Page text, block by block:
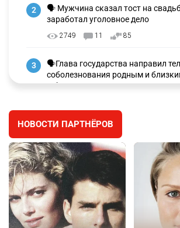
2
🗣 Мужчина сказал тост на
заработал уголовное дело
2749 11 85
3
🗣Глава государства направил
соболезнования родным и
қаһарманы Ивана Гапича
🇫🇷 Клуб ПСЖ объявил об
футбольной академии в Астане
2628 2 39
5
🇺🇸🇯🇵 США и Япония провели
интервенцию для спасения иены
2686 1 16
НОВОСТИ ПАРТНЁРОВ